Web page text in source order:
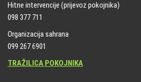
Hitne intervencije (prijevoz pokojnika)
098 377 711
Organizacija sahrana
099 267 6901
TRAŽILICA POKOJNIKA